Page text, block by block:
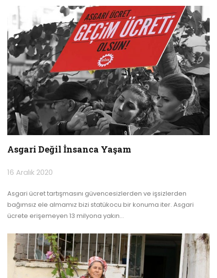
Asgari Değil İnsanca Yaşam
16 Aralık 2020
Asgari ücret tartışmasını güvencesizlerden ve işsizlerden
bağımsız ele almamız bizi statükocu bir konuma iter. Asgari
ücrete erişemeyen 13 milyona yakın…